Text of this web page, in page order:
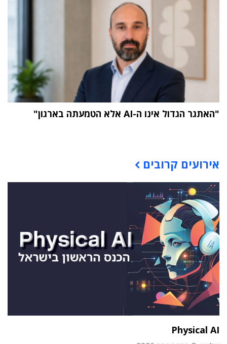
"האתגר הגדול אינו ה-AI אלא הטמעתה בארגון"
אירועים קרובים
Physical AI